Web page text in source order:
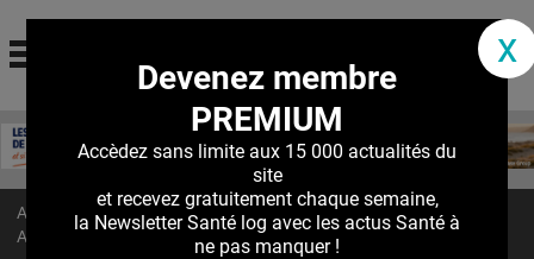
Jump to navigation
La communauté des professionnels de santé
MON COMPTE
S'ABONNER À LA REVUE SOIN À DOMICILE
Accueil > Actualités
AGONISTES du GLP-1 : Quel risque de pancréatite ?
x
Devenez membre
PREMIUM
Accèdez sans limite aux 15 000 actualités du
site
et recevez gratuitement chaque semaine,
la Newsletter Santé log avec les actus Santé à
ne pas manquer !